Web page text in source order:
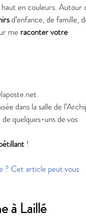
en couleurs. Autour
d’enfance, de famille,
me raconter votre
dans la salle de
quelques-uns de vos
!
? Cet article peut vous
à Laillé